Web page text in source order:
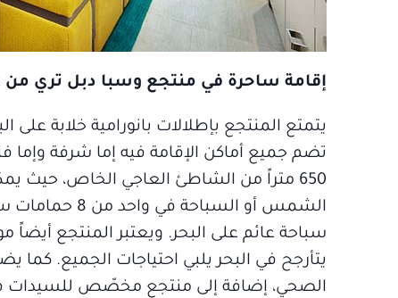
إقامة ساحرة في منتجع وسبا دبل تري من
يتمتع المنتجع بإطلالات بانورامية خلابة
تضم جميع أماكن الإقامة فيه إما شرفة وإما
650 متراً من الشاطئ العاجي الخاص، حيث
الشمس أو
سباحة عائم على البحر. ويعتبر المنتجع
يتأرجح في البحر يلبي احتياجات الجميع.
الصحي، إضافة إلى منتجع مخصّص للسيدات